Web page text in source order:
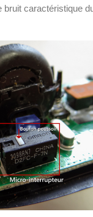
bruit caractéristique